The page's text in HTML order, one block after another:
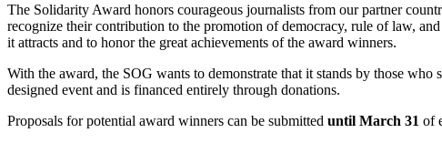
The Solidarity Award honors courageous journalists from our partner
recognize their contribution to the promotion of democracy, rule of law,
it attracts and to honor the great achievements of the award winners.
With the award, the SOG wants to demonstrate that it stands by those
designed event and is financed entirely through donations.
Proposals for potential award winners can be submitted until March 31 of